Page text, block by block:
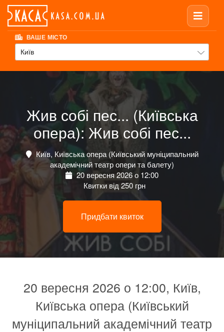
ВАШЕ МІСТО
Київ
Жив собі пес... (Київська
опера): Жив собі пес...
Київ, Київська опера (Київський муніципальний
академічний театр опери та балету)
20 вересня 2026 о 12:00
Квитки від 250 грн
Придбати квиток
20 вересня 2026 о 12:00, Київ,
Київська опера (Київський
муніципальний академічний театр